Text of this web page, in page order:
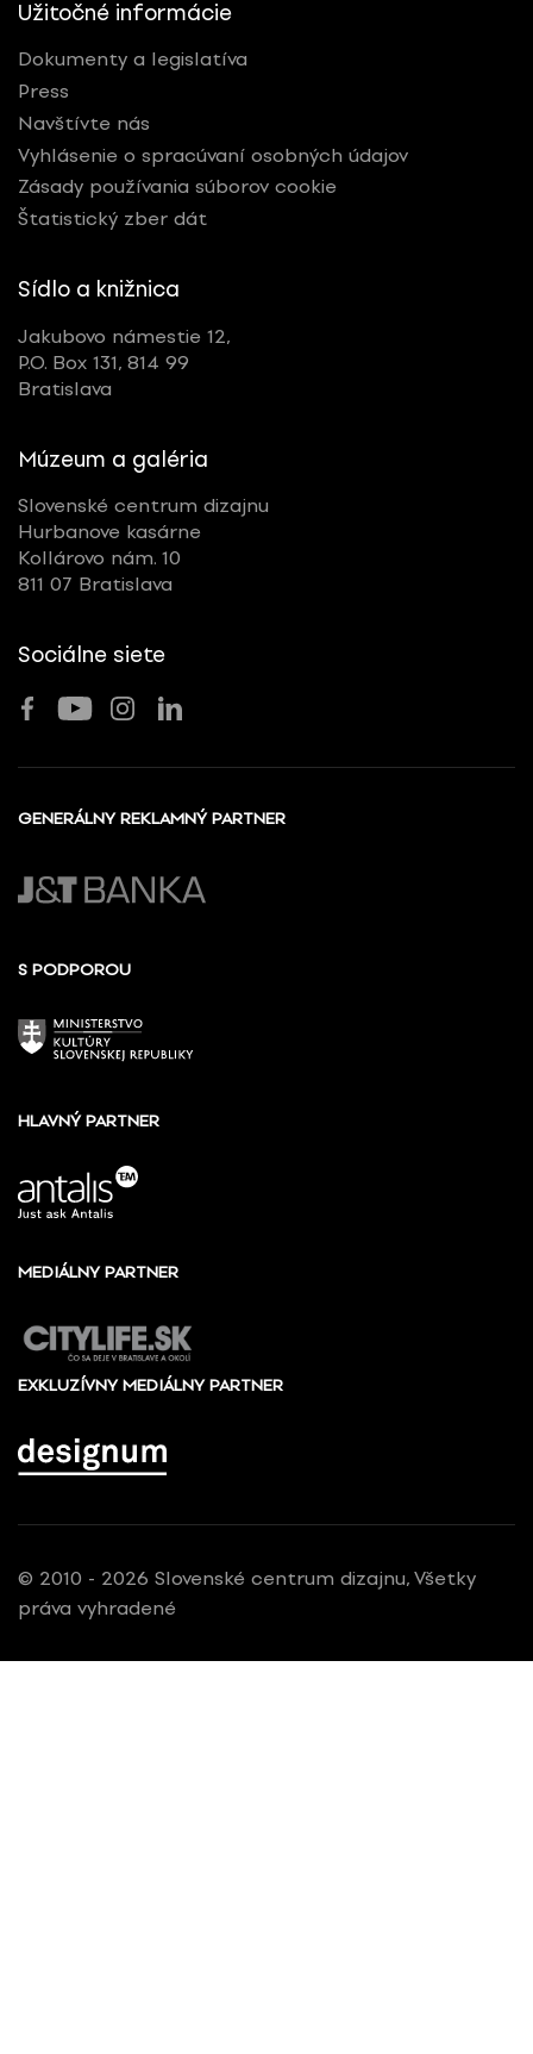
Užitočné informácie
Dokumenty a legislatíva
Press
Navštívte nás
Vyhlásenie o spracúvaní osobných údajov
Zásady používania súborov cookie
Štatistický zber dát
Sídlo a knižnica
Jakubovo námestie 12,
P.O. Box 131, 814 99
Bratislava
Múzeum a galéria
Slovenské centrum dizajnu
Hurbanove kasárne
Kollárovo nám. 10
811 07 Bratislava
Sociálne siete
GENERÁLNY REKLAMNÝ PARTNER
S PODPOROU
HLAVNÝ PARTNER
MEDIÁLNY PARTNER
EXKLUZÍVNY MEDIÁLNY PARTNER
© 2010 - 2026 Slovenské centrum dizajnu, Všetky
práva vyhradené